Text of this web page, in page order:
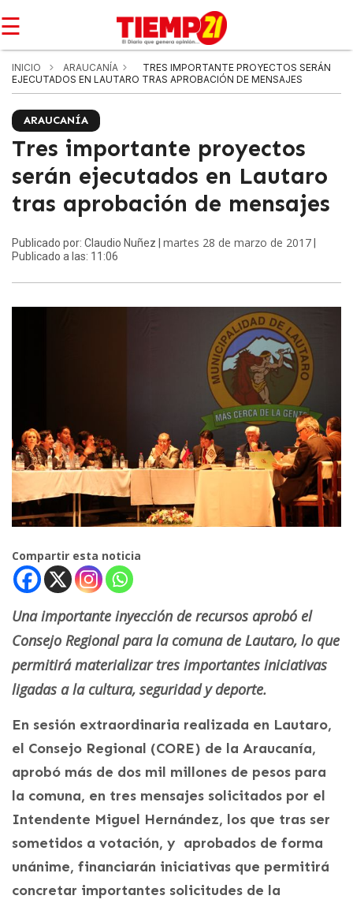
☰
INICIO ARAUCANÍA
TRES IMPORTANTE PROYECTOS SERÁN
EJECUTADOS EN LAUTARO TRAS APROBACIÓN DE MENSAJES
ARAUCANÍA
Tres importante proyectos
serán ejecutados en Lautaro
tras aprobación de mensajes
Publicado por: Claudio Nuñez | martes 28 de marzo de 2017
Publicado a las: 11:06
Compartir esta noticia
Una importante inyección de recursos aprobó el
Consejo Regional para la comuna de Lautaro, lo que
permitirá materializar tres importantes iniciativas
ligadas a la cultura, seguridad y deporte.
En sesión extraordinaria realizada en Lautaro,
el Consejo Regional (CORE) de la Araucanía,
aprobó más de dos mil millones de pesos para
la comuna, en tres mensajes solicitados por el
Intendente Miguel Hernández, los que tras ser
sometidos a votación, y aprobados de forma
unánime, financiarán iniciativas que permitirá
concretar importantes solicitudes de la